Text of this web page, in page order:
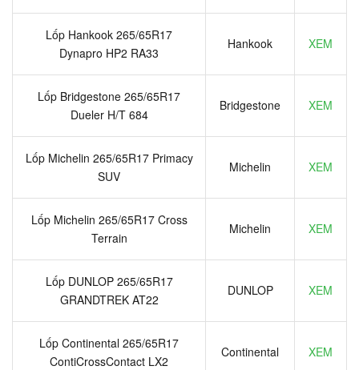
Lốp Hankook 265/65R17
Dynapro HP2 RA33
Hankook XEM
Lốp Bridgestone 265/65R17
Dueler H/T 684
Bridgestone XEM
Lốp Michelin 265/65R17 Primacy
SUV
Michelin XEM
Lốp Michelin 265/65R17 Cross
Terrain
Michelin XEM
Lốp DUNLOP 265/65R17
GRANDTREK AT22
DUNLOP XEM
Lốp Continental 265/65R17
ContiCrossContact LX2
Continental XEM